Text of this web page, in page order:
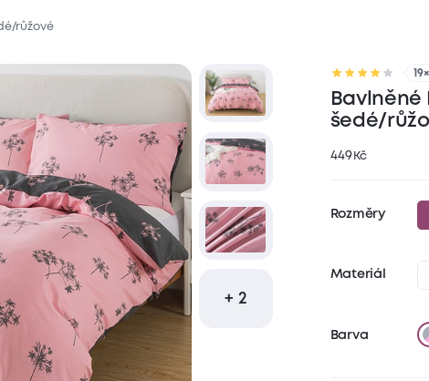
a péče
růžové
19×
Bavlněné
šedé/
449 Kč
Rozměry
Materiál
Barva
+ 2